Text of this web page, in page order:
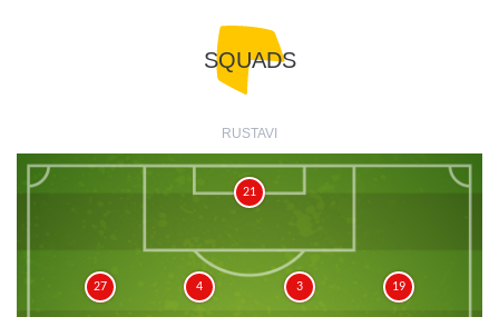
SQUADS
RUSTAVI
21
27 4 3 19